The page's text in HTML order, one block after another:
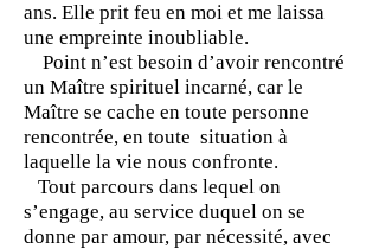
ans. Elle prit feu en moi et me laissa
une empreinte inoubliable.
Point n’est besoin d’avoir rencontré
un Maître spirituel incarné, car le
Maître se cache en toute personne
rencontrée, en toute situation à
laquelle la vie nous confronte.
Tout parcours dans lequel on
s’engage, au service duquel on se
donne par amour, par nécessité, avec